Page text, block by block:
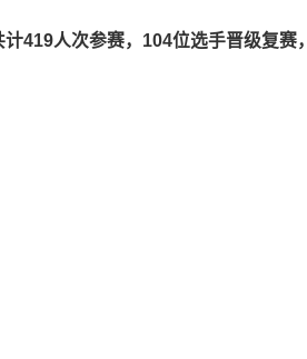
计419人次参赛， 104位选手晋级复赛，